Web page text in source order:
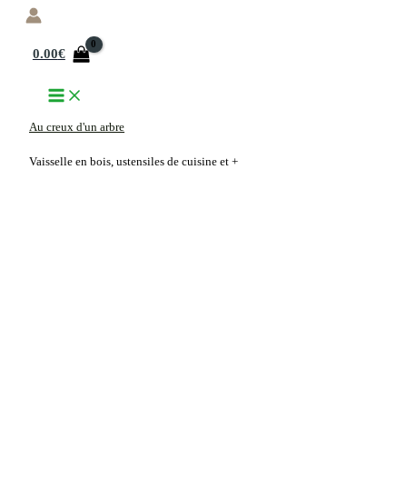
Aller
0.00€
Au creux d'un arbre
Vaisselle en bois, ustensiles de cuisine et +